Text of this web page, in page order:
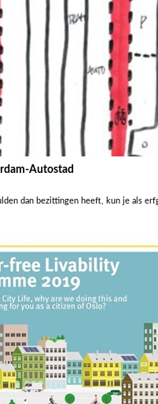
Autostad
dan bezittingen heeft, kun je als